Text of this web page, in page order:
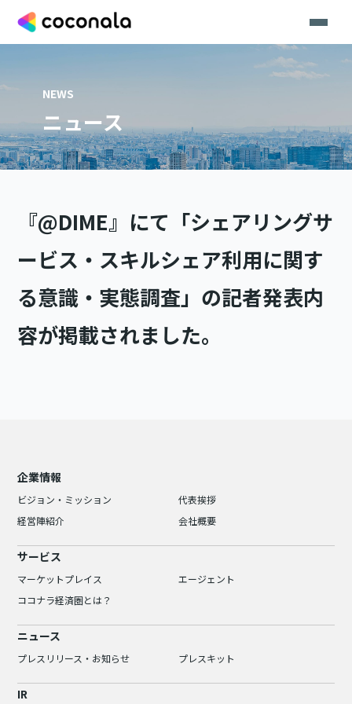
NEWS
ニュース
『@DIME』にて「シェアリングサ
ービス・スキルシェア利用に関す
る意識・実態調査」の記者発表内
容が掲載されました。
企業情報
ビジョン・ミッション
代表挨拶
経営陣紹介
会社概要
サービス
マーケットプレイス
エージェント
ココナラ経済圏とは？
ニュース
プレスリリース・お知らせ プレスキット
IR